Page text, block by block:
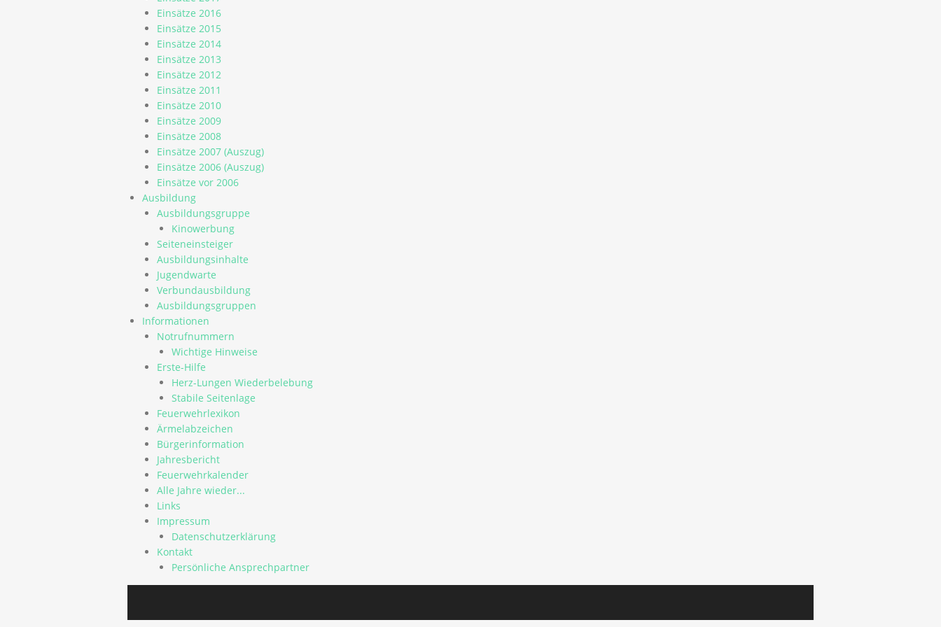
Einsätze 2016
Einsätze 2015
Einsätze 2014
Einsätze 2013
Einsätze 2012
Einsätze 2011
Einsätze 2010
Einsätze 2009
Einsätze 2008
Einsätze 2007 (Auszug)
Einsätze 2006 (Auszug)
Einsätze vor 2006
Ausbildung
Ausbildungsgruppe
Kinowerbung
Seiteneinsteiger
Ausbildungsinhalte
Jugendwarte
Verbundausbildung
Ausbildungsgruppen
Informationen
Notrufnummern
Wichtige Hinweise
Erste-Hilfe
Herz-Lungen Wiederbelebung
Stabile Seitenlage
Feuerwehrlexikon
Ärmelabzeichen
Bürgerinformation
Jahresbericht
Feuerwehrkalender
Alle Jahre wieder...
Links
Impressum
Datenschutzerklärung
Kontakt
Persönliche Ansprechpartner